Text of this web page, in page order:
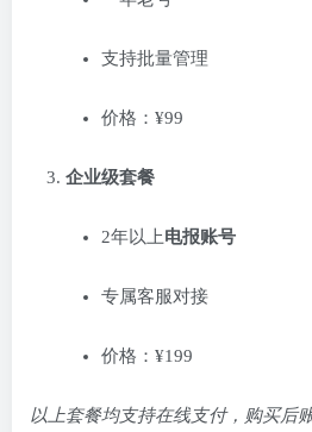
支持批量管理
价格：¥99
企业级套餐
2年以上电报账号
专属客服对接
价格：¥199
以上套餐均支持在线支付，购买后